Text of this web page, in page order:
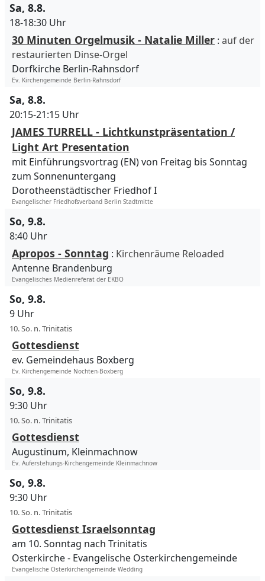
Sa, 8.8.
18-18:30 Uhr
30 Minuten Orgelmusik - Natalie Miller : auf der
restaurierten Dinse-Orgel
Dorfkirche Berlin-Rahnsdorf
Ev. Kirchengemeinde Berlin-Rahnsdorf
Sa, 8.8.
20:15-21:15 Uhr
JAMES TURRELL - Lichtkunstpräsentation /
Light Art Presentation
mit Einführungsvortrag (EN) von Freitag bis Sonntag
zum Sonnenuntergang
Dorotheenstädtischer Friedhof I
Evangelischer Friedhofsverband Berlin Stadtmitte
So, 9.8.
8:40 Uhr
Apropos - Sonntag : Kirchenräume Reloaded
Antenne Brandenburg
Evangelisches Medienreferat der EKBO
So, 9.8.
9 Uhr
10. So. n. Trinitatis
Gottesdienst
ev. Gemeindehaus Boxberg
Ev. Kirchengemeinde Nochten-Boxberg
So, 9.8.
9:30 Uhr
10. So. n. Trinitatis
Gottesdienst
Augustinum, Kleinmachnow
Ev. Auferstehungs-Kirchengemeinde Kleinmachnow
So, 9.8.
9:30 Uhr
10. So. n. Trinitatis
Gottesdienst Israelsonntag
am 10. Sonntag nach Trinitatis
Osterkirche
Evangelische Osterkirchengemeinde
Evangelische Osterkirchengemeinde Wedding